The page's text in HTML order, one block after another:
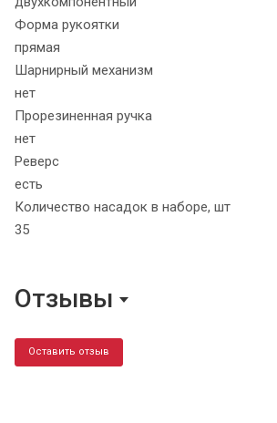
Форма рукоятки
прямая
Шарнирный механизм
нет
Прорезиненная ручка
нет
Реверс
есть
Количество насадок в наборе, шт
35
Отзывы
Оставить отзыв